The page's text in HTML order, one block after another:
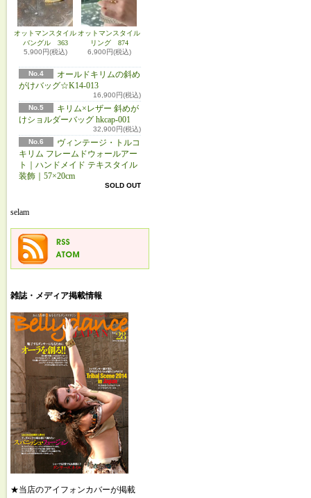
オットマンスタイル
バングル 363
5,900円(税込)
オットマンスタイル
リング 874
6,900円(税込)
No.4
オールドキリムの斜め
がけバッグ☆K14-013
16,900円(税込)
No.5
キリム×レザー 斜めが
けショルダーバッグ hkcap-001
32,900円(税込)
No.6
ヴィンテージ・トルコ
キリム フレームドウォールアー
ト｜ハンドメイド テキスタイル
装飾｜57×20cm
SOLD OUT
selam
雑誌・メディア掲載情報
★当店のアイフォンカバーが掲載